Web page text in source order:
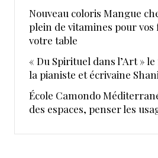
Nouveau coloris Mangue
plein de vitamines pour
votre table
« Du Spirituel dans l’Art »
la pianiste et écrivaine
École Camondo
des espaces, penser les